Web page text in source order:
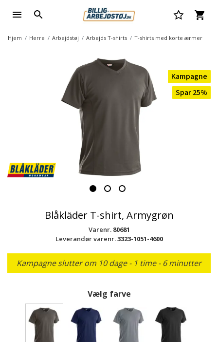
Hjem Herre Arbejdstøj Arbejds T-shirts T-shirts med korte ærmer
Kampagne
Spar 25%
Blåkläder T-shirt, Armygrøn
Varenr. 80681
Leverandør varenr.3323-1051-4600
Kampagne slutter om 10 dage - 1 time - 6 minutter
Vælg farve